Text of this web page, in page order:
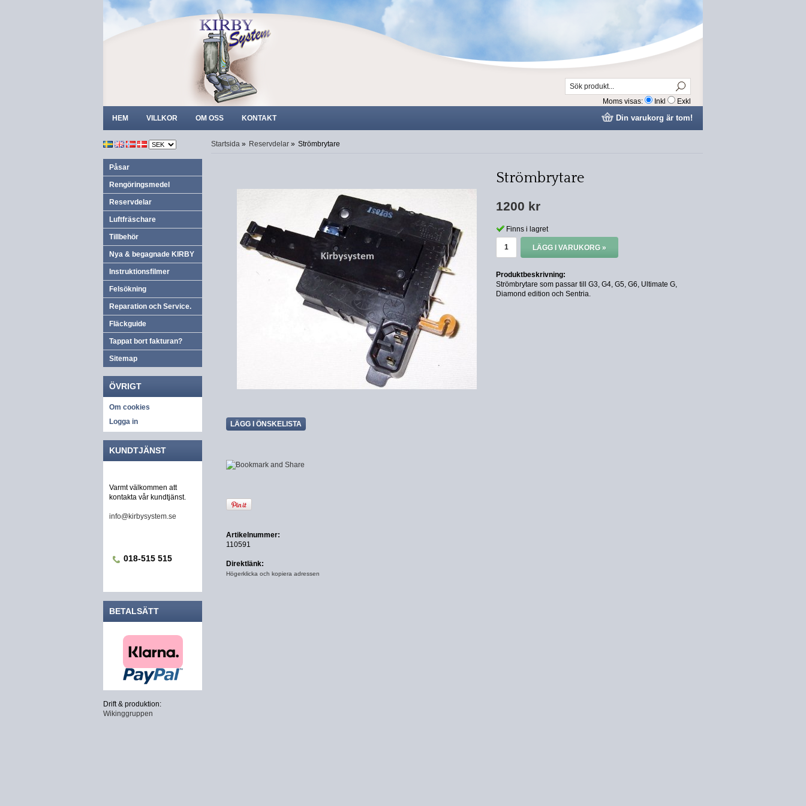
Moms visas: Inkl
Exkl
HEM
VILLKOR OM OSS KONTAKT Din varukorg är tom!
Påsar
Rengöringsmedel
Reservdelar
Luftfräschare
Tillbehör
Nya & begagnade KIRBY
Instruktionsfilmer
Felsökning
Reparation och Service.
Fläckguide
Tappat bort fakturan?
Sitemap
ÖVRIGT
Om cookies
Logga in
KUNDTJÄNST
Varmt välkommen att
kontakta vår kundtjänst.
info@kirbysystem.se
018-515 515
BETALSÄTT
Drift & produktion:
Wikinggruppen
Startsida » Reservdelar » Strömbrytare
LÄGG I ÖNSKELISTA
Artikelnummer:
110591
Direktlänk:
Högerklicka och kopiera adressen
Strömbrytare
1200 kr
Finns i lagret
LÄGG I VARUKORG »
Produktbeskrivning:
Strömbrytare som passar till G3, G4, G5, G6, Ultimate G,
Diamond edition och Sentria.